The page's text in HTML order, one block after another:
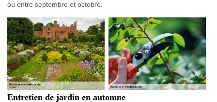
ou entre septembre et octobre.
Entretien de jardin en automne